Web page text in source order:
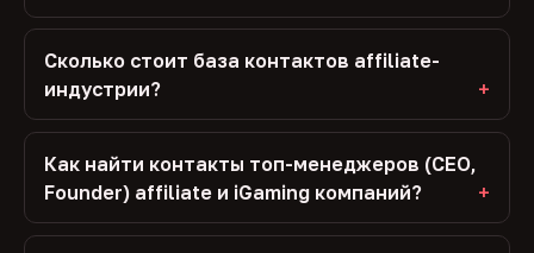
Сколько стоит база контактов affiliate-
индустрии?
Как найти контакты топ-менеджеров (CEO,
Founder) affiliate и iGaming компаний?